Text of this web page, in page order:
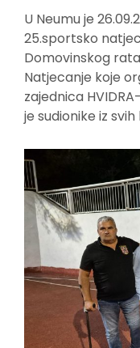
U Neumu je
25.sportsko
Domovinskog rata
Natjecanje koje
zajednica
je sudionike iz